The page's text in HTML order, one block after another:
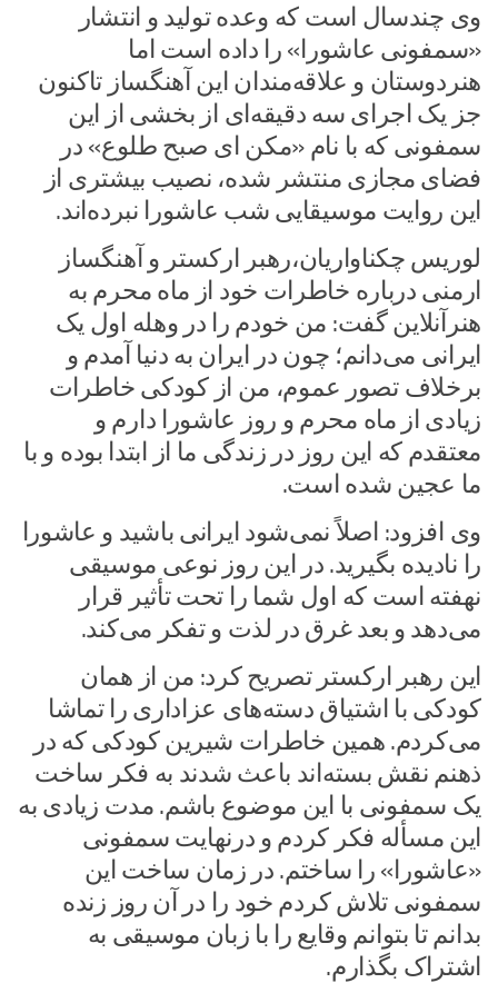
وی چندسال است که ‏وعده تولید و انتشار
«سمفونی عاشورا» را داده است اما
هنردوستان و ‏علاقه‌مندان این آهنگساز تاکنون
جز یک اجرای سه دقیقه‌ای از بخشی از این
سمفونی که با نام «مکن ‌ای صبح طلوع» در
فضای ‏مجازی منتشر شده، نصیب بیشتری از
این روایت موسیقایی شب عاشورا نبرده‌اند.
لوریس چکناواریان،رهبر ارکستر و آهنگساز
ارمنی درباره خاطرات خود از ماه محرم به
هنرآنلاین گفت: من خودم را در وهله اول یک
ایرانی می‌دانم؛ چون در ایران به دنیا آمدم و
برخلاف تصور عموم، من از کودکی خاطرات
زیادی از ماه محرم و روز عاشورا دارم و
معتقدم که این روز در زندگی ما از ابتدا بوده و با
ما عجین شده است.‌
وی افزود: اصلاً نمی‌شود ایرانی باشید و عاشورا
را نادیده بگیرید. در این روز نوعی موسیقی
نهفته است که اول شما را تحت تأثیر قرار
می‌دهد و بعد غرق در لذت و تفکر می‌کند.‌
این رهبر ارکستر تصریح کرد: من از همان
کودکی با اشتیاق دسته‌های عزاداری را تماشا
می‌کردم. همین خاطرات شیرین کودکی که در
ذهنم نقش بسته‌اند باعث شدند به فکر ساخت
یک سمفونی با این موضوع باشم. مدت زیادی به
این مسأله فکر کردم و درنهایت سمفونی
«عاشورا» را ساختم. در زمان ساخت این
سمفونی تلاش کردم خود را در آن روز زنده
بدانم تا بتوانم وقایع را با زبان موسیقی به
اشتراک بگذارم.‌